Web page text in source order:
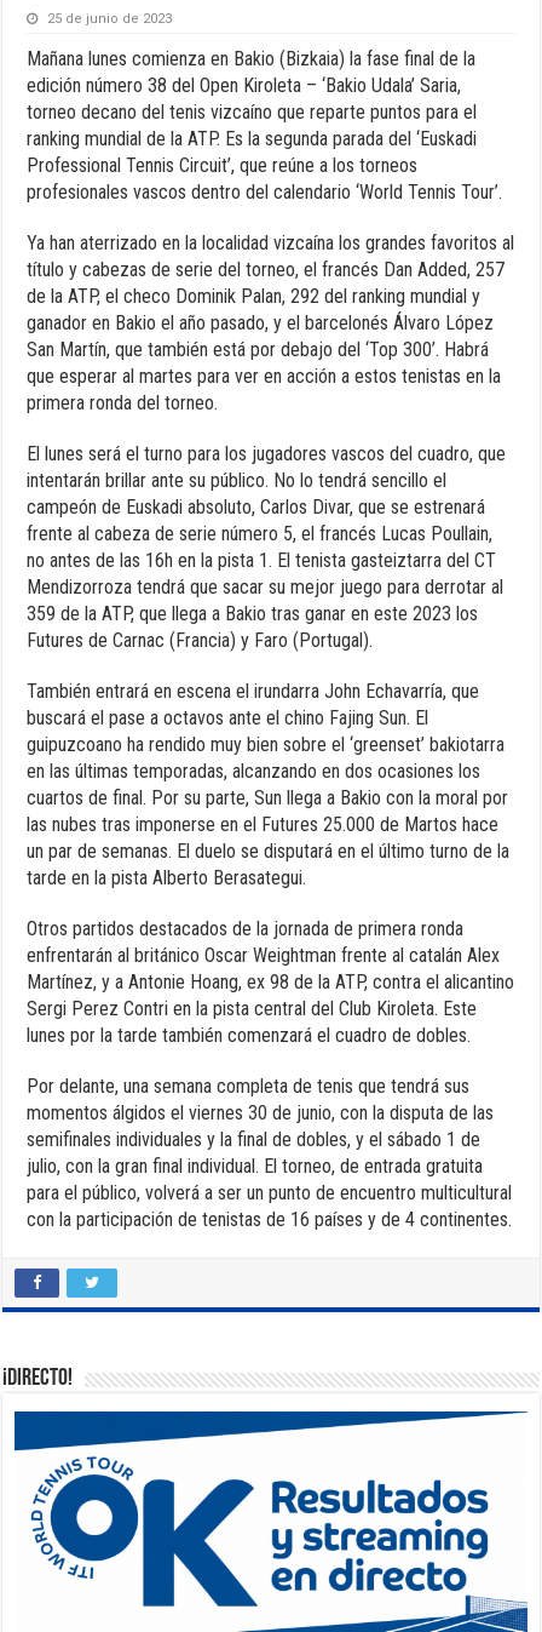
25 de junio de 2023
Mañana lunes comienza en Bakio (Bizkaia) la fase final de la
edición número 38 del Open Kiroleta – ‘Bakio Udala’ Saria,
torneo decano del tenis vizcaíno que reparte puntos para el
ranking mundial de la ATP. Es la segunda parada del ‘Euskadi
Professional Tennis Circuit’, que reúne a los torneos
profesionales vascos dentro del calendario ‘World Tennis Tour’.
Ya han aterrizado en la localidad vizcaína los grandes favoritos al
título y cabezas de serie del torneo, el francés Dan Added, 257
de la ATP, el checo Dominik Palan, 292 del ranking mundial y
ganador en Bakio el año pasado, y el barcelonés Álvaro López
San Martín, que también está por debajo del ‘Top 300’. Habrá
que esperar al martes para ver en acción a estos tenistas en la
primera ronda del torneo.
El lunes será el turno para los jugadores vascos del cuadro, que
intentarán brillar ante su público. No lo tendrá sencillo el
campeón de Euskadi absoluto, Carlos Divar, que se estrenará
frente al cabeza de serie número 5, el francés Lucas Poullain,
no antes de las 16h en la pista 1. El tenista gasteiztarra del CT
Mendizorroza tendrá que sacar su mejor juego para derrotar al
359 de la ATP, que llega a Bakio tras ganar en este 2023 los
Futures de Carnac (Francia) y Faro (Portugal).
También entrará en escena el irundarra John Echavarría, que
buscará el pase a octavos ante el chino Fajing Sun. El
guipuzcoano ha rendido muy bien sobre el ‘greenset’ bakiotarra
en las últimas temporadas, alcanzando en dos ocasiones los
cuartos de final. Por su parte, Sun llega a Bakio con la moral por
las nubes tras imponerse en el Futures 25.000 de Martos hace
un par de semanas. El duelo se disputará en el último turno de la
tarde en la pista Alberto Berasategui.
Otros partidos destacados de la jornada de primera ronda
enfrentarán al británico Oscar Weightman frente al catalán Alex
Martínez, y a Antonie Hoang, ex 98 de la ATP, contra el alicantino
Sergi Perez Contri en la pista central del Club Kiroleta. Este
lunes por la tarde también comenzará el cuadro de dobles.
Por delante, una semana completa de tenis que tendrá sus
momentos álgidos el viernes 30 de junio, con la disputa de las
semifinales individuales y la final de dobles, y el sábado 1 de
julio, con la gran final individual. El torneo, de entrada gratuita
para el público, volverá a ser un punto de encuentro multicultural
con la participación de tenistas de 16 países y de 4 continentes.
¡DIRECTO!